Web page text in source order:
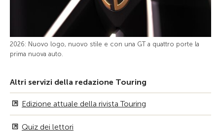
2026: Nuovo logo, nuovo stile e con una GT a quattro porte la
prima nuova auto.
Altri servizi della redazione Touring
Edizione attuale della rivista Touring
Quiz dei lettori